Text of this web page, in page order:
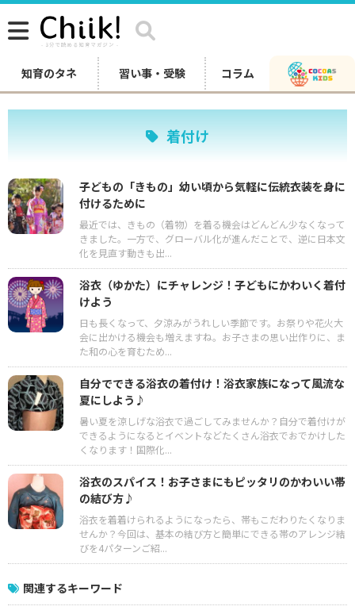
知育のタネ 習い事・受験 コラム
着付け
子どもの「きもの」幼い頃から気軽に伝統衣装を身に
付けるために
最近では、きもの（着物）を着る機会はどんどん少なくなって
きました。一方で、グローバル化が進んだことで、逆に日本文
化を見直す動きも出...
浴衣（ゆかた）にチャレンジ！子どもにかわいく着付
けよう
日も長くなって、夕涼みがうれしい季節です。お祭りや花火大
会に出かける機会も増えますね。お子さまの思い出作りに、ま
た和の心を育むため...
自分でできる浴衣の着付け！浴衣家族になって風流な
夏にしよう♪
暑い夏を涼しげな浴衣で過ごしてみませんか？自分で着付けが
できるようになるとイベントなどたくさん浴衣でおでかけした
くなります！国際化...
浴衣のスパイス！お子さまにもピッタリのかわいい帯
の結び方♪
浴衣を着着けられるようになったら、帯もこだわりたくなりま
せんか？今回は、基本の結び方と簡単にできる帯のアレンジ結
びを4パターンご紹...
関連するキーワード